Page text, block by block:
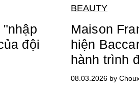
"nhập
đội
BEAUTY
Maison
hiện
hành trình
08.03.2026 by